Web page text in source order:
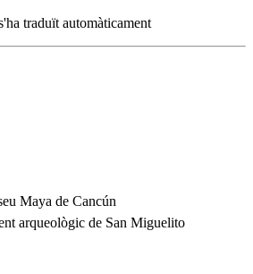
traduït automàticament
Maya de Cancún
arqueològic de San Miguelito